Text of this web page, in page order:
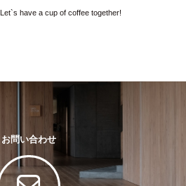
Let`s have a cup of coffee together!
お問い合わせ